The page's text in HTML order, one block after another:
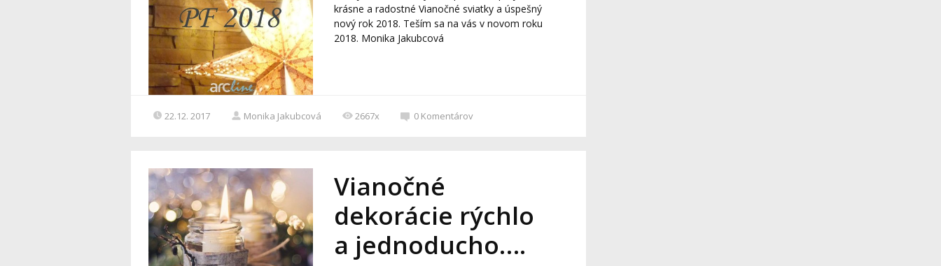
krásne a radostné Vianočné sviatky a úspešný
nový rok 2018. Teším sa na vás v novom roku
2018. Monika Jakubcová
22.12. 2017 Monika Jakubcová 2667x 0 Komentárov
Vianočné
dekorácie rýchlo
a jednoducho….